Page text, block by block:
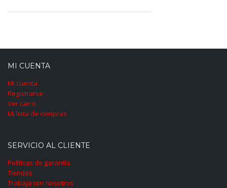
MI CUENTA
Mi cuenta
Registrarse
Ver carro
Mi lista de compras
SERVICIO AL CLIENTE
Políticas de garantía
Tiendas
Trabaja con nosotros